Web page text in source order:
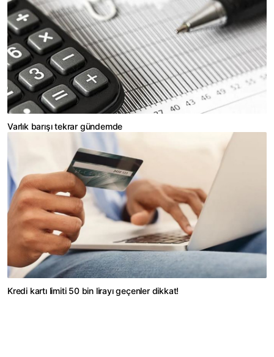
Varlık barışı tekrar gündemde
Kredi kartı limiti 50 bin lirayı geçenler dikkat!